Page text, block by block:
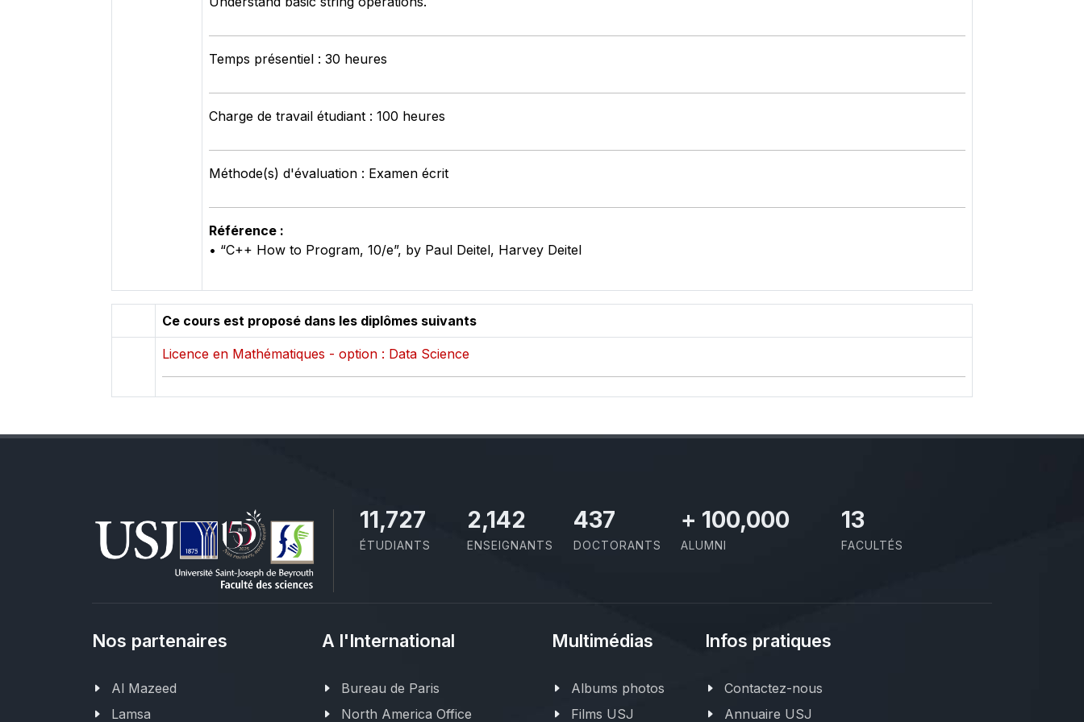
Temps présentiel : 30 heures
Charge de travail étudiant : 100 heures
Méthode(s) d'évaluation : Examen écrit
Référence :
• “C++ How to Program, 10/e”, by Paul Deitel, Harvey Deitel
Ce cours est proposé dans les diplômes suivants
Licence en Mathématiques - option : Data Science
11,727
ÉTUDIANTS
2,142
ENSEIGNANTS
437
DOCTORANTS
+ 100,000
ALUMNI
13
FACULTÉS
Nos partenaires
Al Mazeed
Lamsa
A l'International
Bureau de Paris
North America Office
Multimédias
Albums photos
Films USJ
Infos pratiques
Contactez-nous
Annuaire USJ